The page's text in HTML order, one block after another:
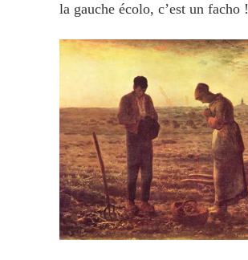
la gauche écolo, c’est un facho !